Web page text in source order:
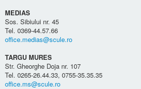
MEDIAS
Sos. Sibiului nr. 45
Tel. 0369-44.57.66
office.medias@scule.ro
TARGU MURES
Str. Gheorghe Doja nr. 107
Tel. 0265-26.44.33, 0755-35.35.35
office.ms@scule.ro